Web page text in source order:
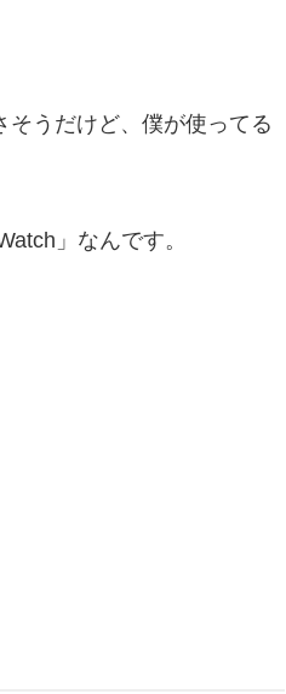
うだけど、僕が使ってる
」なんです。